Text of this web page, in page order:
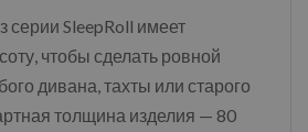
серии SleepRoll имеет
чтобы сделать ровной
дивана, тахты или старого
толщина изделия — 80